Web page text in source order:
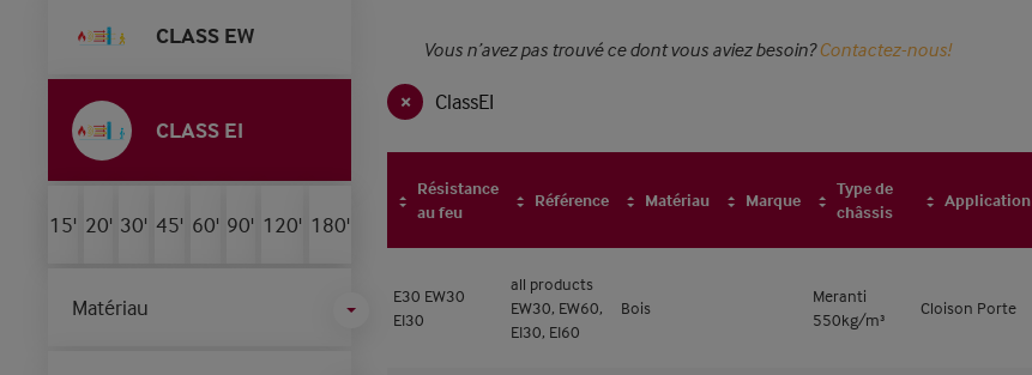
CLASS EW
CLASS EI
15' 20' 30' 45' 60' 90' 120' 180'
Matériau
Vous n’avez pas trouvé ce dont vous aviez besoin?Contactez-nous!
ClassEI
Résistance
au feu
Référence Matériau Marque
Type de
châssis
Application
E30 EW30
EI30
all products
EW30, EW60,
EI30, EI60
Bois
Meranti
550kg/m³
Cloison Porte